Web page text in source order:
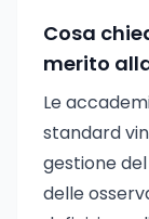
Cosa
merito
Le
standard
gestione
delle